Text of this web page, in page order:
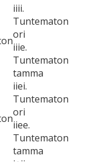
iiii.
Tuntematon
ori
iiie.
Tuntematon
tamma
iiei.
Tuntematon
ori
iiee.
Tuntematon
tamma